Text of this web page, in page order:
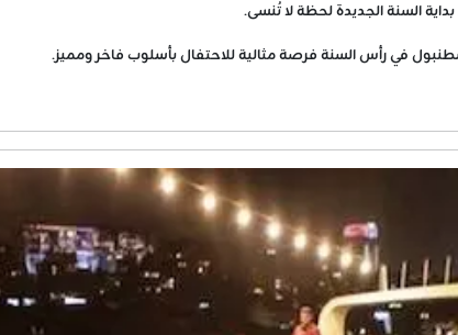
السنة الجديدة لحظة لا تُنسى.
في رأس السنة فرصة مثالية للاحتفال بأسلوب فاخر ومميز.